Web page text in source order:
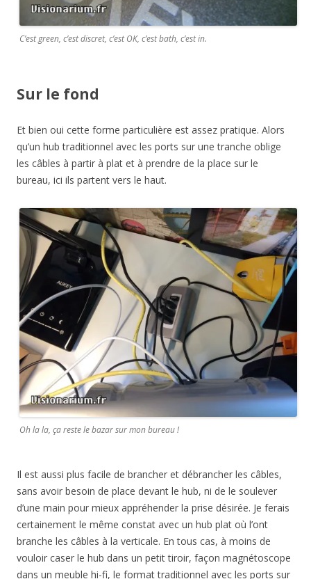
C’est green, c’est discret, c’est OK, c’est bath, c’est in.
Sur le fond
Et bien oui cette forme particulière est assez pratique. Alors
qu’un hub traditionnel avec les ports sur une tranche oblige
les câbles à partir à plat et à prendre de la place sur le
bureau, ici ils partent vers le haut.
Oh la la, ça reste le bazar sur mon bureau !
Il est aussi plus facile de brancher et débrancher les câbles,
sans avoir besoin de place devant le hub, ni de le soulever
d’une main pour mieux appréhender la prise désirée. Je ferais
certainement le même constat avec un hub plat où l’ont
branche les câbles à la verticale. En tous cas, à moins de
vouloir caser le hub dans un petit tiroir, façon magnétoscope
dans un meuble hi-fi, le format traditionnel avec les ports sur